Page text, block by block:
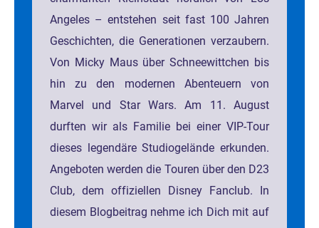
Angeles – entstehen seit fast 100 Jahren
Geschichten, die Generationen verzaubern.
Von Micky Maus über Schneewittchen bis
hin zu den modernen Abenteuern von
Marvel und Star Wars. Am 11. August
durften wir als Familie bei einer VIP-Tour
dieses legendäre Studiogelände erkunden.
Angeboten werden die Touren über den D23
Club, dem offiziellen Disney Fanclub. In
diesem Blogbeitrag nehme ich Dich mit auf